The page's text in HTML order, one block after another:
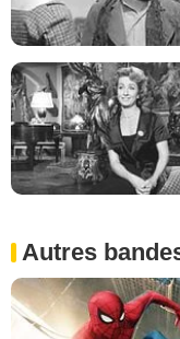
Autres